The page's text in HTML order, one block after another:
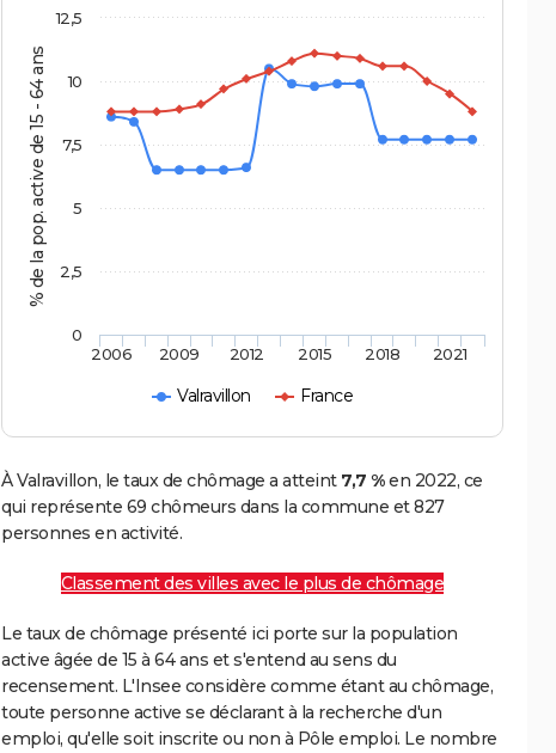
% de la pop. active de 15 - 64 ans
Valravillon France
2006 2009 2012 2015 2018 2021
0
2,5
5
7,5
10
12,5
À Valravillon, le taux de chômage a atteint 7,7 %en 2022, ce
qui représente 69 chômeurs dans la commune et 827
personnes en activité.
Classement des villes avec le plus de chômage
Le taux de chômage présenté ici porte sur la population
active âgée de 15 à 64 ans et s'entend au sens du
recensement. L'Insee considère comme étant au chômage,
toute personne active se déclarant à la recherche d'un
emploi, qu'elle soit inscrite ou non à Pôle emploi. Le nombre